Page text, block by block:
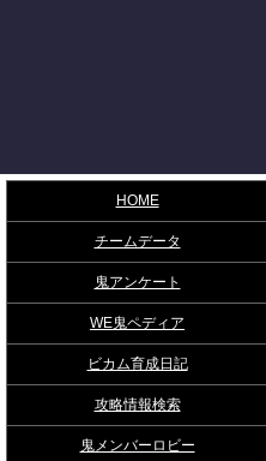
HOME
チームデータ
鬼アンケート
WE鬼ペディア
ビカム育成日記
攻略情報検索
鬼メンバーロビー